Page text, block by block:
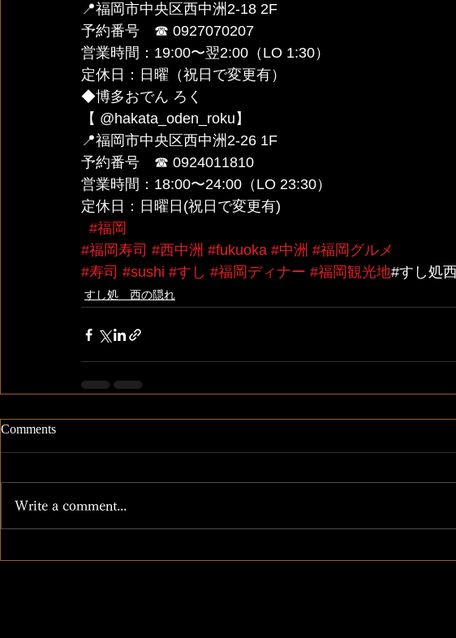
📍福岡市中央区西中洲2-18 2F
予約番号　☎︎ 0927070207
営業時間：19:00〜翌2:00（LO 1:30）
定休日：日曜（祝日で変更有）
◆博多おでん ろく
【 @hakata_oden_roku】
📍福岡市中央区西中洲2-26 1F
予約番号　☎︎ 0924011810
営業時間：18:00〜24:00（LO 23:30）
定休日：日曜日(祝日で変更有)
#福岡
#福岡寿司 #西中洲 #fukuoka #中洲 #福岡グルメ
#寿司 #sushi #すし #福岡ディナー #福岡観光地#すし処
すし処 西の隠れ
Comments
Write a comment...